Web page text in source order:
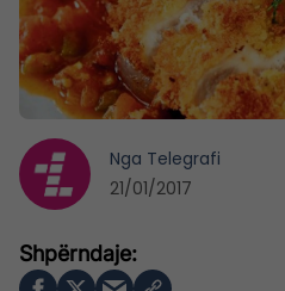
Nga Telegrafi
21/01/2017